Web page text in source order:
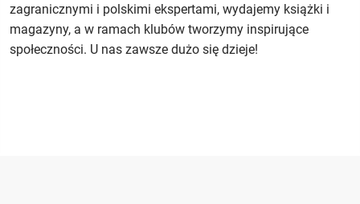
zagranicznymi i polskimi ekspertami, wydajemy książki i
magazyny, a w ramach klubów tworzymy inspirujące
społeczności. U nas zawsze dużo się dzieje!